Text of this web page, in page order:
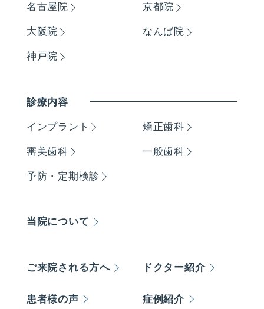
名古屋院 京都院
大阪院 なんば院
神戸院
診療内容
インプラント 矯正歯科
審美歯科 一般歯科
予防・定期検診
当院について
ご来院される方へ ドクター紹介
患者様の声 症例紹介